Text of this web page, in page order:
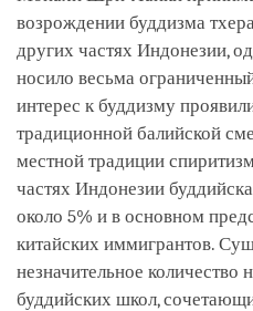
возрождении буддизма
других частях Индонезии,
носило весьма
интерес к буддизму
традиционной балийской
местной традиции
частях Индонезии
около 5% и в основном
китайских иммигрантов.
незначительное количество
буддийских школ,